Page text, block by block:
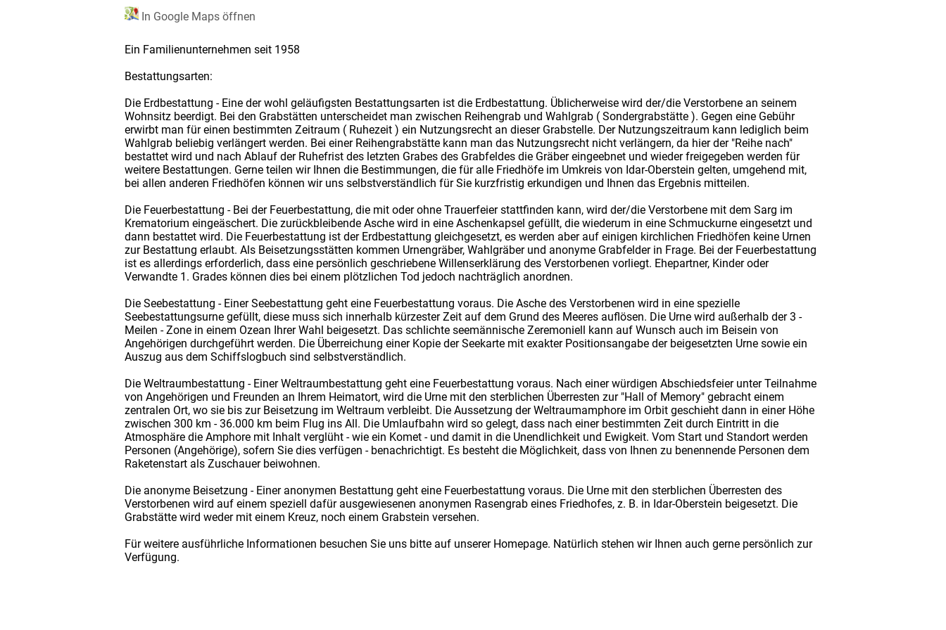
In Google Maps öffnen
Ein Familienunternehmen seit 1958
Bestattungsarten:
Die Erdbestattung - Eine der wohl geläufigsten Bestattungsarten ist die Erdbestattung. Üblicherweise wird der/die Verstorbene an seinem
Wohnsitz beerdigt. Bei den Grabstätten unterscheidet man zwischen Reihengrab und Wahlgrab ( Sondergrabstätte ). Gegen eine Gebühr
erwirbt man für einen bestimmten Zeitraum ( Ruhezeit ) ein Nutzungsrecht an dieser Grabstelle. Der Nutzungszeitraum kann lediglich beim
Wahlgrab beliebig verlängert werden. Bei einer Reihengrabstätte kann man das Nutzungsrecht nicht verlängern, da hier der "Reihe nach"
bestattet wird und nach Ablauf der Ruhefrist des letzten Grabes des Grabfeldes die Gräber eingeebnet und wieder freigegeben werden für
weitere Bestattungen. Gerne teilen wir Ihnen die Bestimmungen, die für alle Friedhöfe im Umkreis von Idar-Oberstein gelten, umgehend mit,
bei allen anderen Friedhöfen können wir uns selbstverständlich für Sie kurzfristig erkundigen und Ihnen das Ergebnis mitteilen.
Die Feuerbestattung - Bei der Feuerbestattung, die mit oder ohne Trauerfeier stattfinden kann, wird der/die Verstorbene mit dem Sarg im
Krematorium eingeäschert. Die zurückbleibende Asche wird in eine Aschenkapsel gefüllt, die wiederum in eine Schmuckurne eingesetzt und
dann bestattet wird. Die Feuerbestattung ist der Erdbestattung gleichgesetzt, es werden aber auf einigen kirchlichen Friedhöfen keine Urnen
zur Bestattung erlaubt. Als Beisetzungsstätten kommen Urnengräber, Wahlgräber und anonyme Grabfelder in Frage. Bei der Feuerbestattung
ist es allerdings erforderlich, dass eine persönlich geschriebene Willenserklärung des Verstorbenen vorliegt. Ehepartner, Kinder oder
Verwandte 1. Grades können dies bei einem plötzlichen Tod jedoch nachträglich anordnen.
Die Seebestattung - Einer Seebestattung geht eine Feuerbestattung voraus. Die Asche des Verstorbenen wird in eine spezielle
Seebestattungsurne gefüllt, diese muss sich innerhalb kürzester Zeit auf dem Grund des Meeres auflösen. Die Urne wird außerhalb der 3 -
Meilen - Zone in einem Ozean Ihrer Wahl beigesetzt. Das schlichte seemännische Zeremoniell kann auf Wunsch auch im Beisein von
Angehörigen durchgeführt werden. Die Überreichung einer Kopie der Seekarte mit exakter Positionsangabe der beigesetzten Urne sowie ein
Auszug aus dem Schiffslogbuch sind selbstverständlich.
Die Weltraumbestattung - Einer Weltraumbestattung geht eine Feuerbestattung voraus. Nach einer würdigen Abschiedsfeier unter Teilnahme
von Angehörigen und Freunden an Ihrem Heimatort, wird die Urne mit den sterblichen Überresten zur "Hall of Memory" gebracht einem
zentralen Ort, wo sie bis zur Beisetzung im Weltraum verbleibt. Die Aussetzung der Weltraumamphore im Orbit geschieht dann in einer Höhe
zwischen 300 km - 36.000 km beim Flug ins All. Die Umlaufbahn wird so gelegt, dass nach einer bestimmten Zeit durch Eintritt in die
Atmosphäre die Amphore mit Inhalt verglüht - wie ein Komet - und damit in die Unendlichkeit und Ewigkeit. Vom Start und Standort werden
Personen (Angehörige), sofern Sie dies verfügen - benachrichtigt. Es besteht die Möglichkeit, dass von Ihnen zu benennende Personen dem
Raketenstart als Zuschauer beiwohnen.
Die anonyme Beisetzung - Einer anonymen Bestattung geht eine Feuerbestattung voraus. Die Urne mit den sterblichen Überresten des
Verstorbenen wird auf einem speziell dafür ausgewiesenen anonymen Rasengrab eines Friedhofes, z. B. in Idar-Oberstein beigesetzt. Die
Grabstätte wird weder mit einem Kreuz, noch einem Grabstein versehen.
Für weitere ausführliche Informationen besuchen Sie uns bitte auf unserer Homepage. Natürlich stehen wir Ihnen auch gerne persönlich zur
Verfügung.